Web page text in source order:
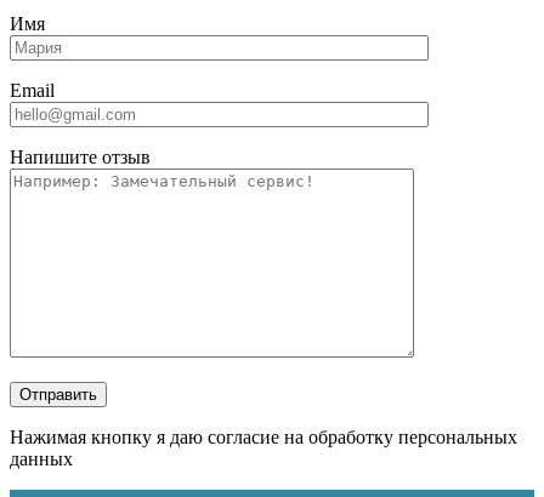
Имя
Email
Напишите отзыв
Отправить
Нажимая кнопку я даю согласие на обработку персональных
данных